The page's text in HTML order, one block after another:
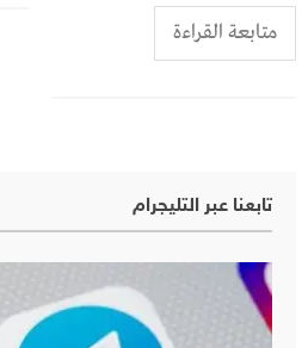
متابعة القراءة
تابعنا عبر التليجرام